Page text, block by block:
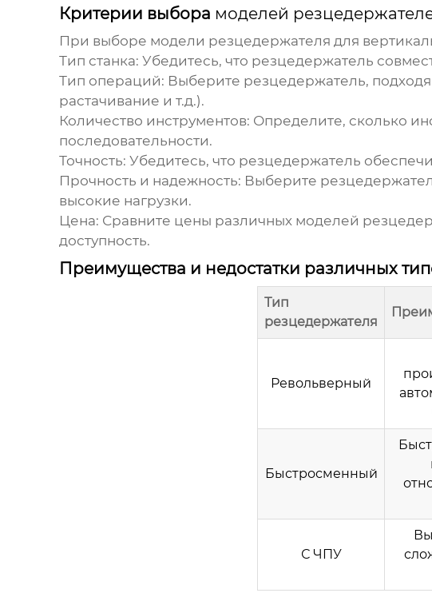
Критерии выбора моделей
При выборе модели резцедержателя для
Тип станка: Убедитесь, что резцедержатель
Тип операций: Выберите резцедержатель,
растачивание и т.д.).
Количество инструментов: Определите, сколько
последовательности.
Точность: Убедитесь, что резцедержатель
Прочность и надежность: Выберите
высокие нагрузки.
Цена: Сравните цены различных моделей
доступность.
Преимущества и недостатки различных
Тип
резцедержателя
Револьверный
Быстросменный
С ЧПУ